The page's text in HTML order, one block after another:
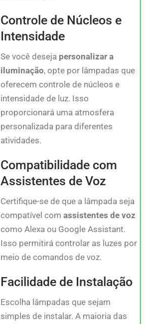
Controle de Núcleos e
Intensidade
Se você deseja personalizar a
iluminação, opte por lâmpadas que
oferecem controle de núcleos e
intensidade de luz. Isso
proporcionará uma atmosfera
personalizada para diferentes
atividades.
Compatibilidade com
Assistentes de Voz
Certifique-se de que a lâmpada seja
compatível comassistentes de voz
como Alexa ou Google Assistant.
Isso permitirá controlar as luzes por
meio de comandos de voz.
Facilidade de Instalação
Escolha lâmpadas que sejam
simples de instalar. A maioria das